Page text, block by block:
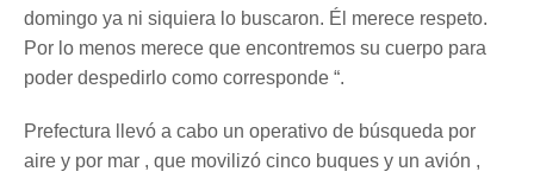
domingo ya ni siquiera lo buscaron. Él merece respeto.
Por lo menos merece que encontremos su cuerpo para
poder despedirlo como corresponde “.
Prefectura llevó a cabo un operativo de búsqueda por
aire y por mar , que movilizó cinco buques y un avión ,